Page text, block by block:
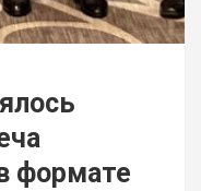
формате